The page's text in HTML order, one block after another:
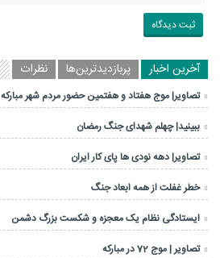
آخرین اخبار پربازدیدترین‌ها نظرات
تصاویر| موج هفتاد و هفتمین حضور مردم شهر مبارکه
ببینید| چهلم شهدای جنگ رمضان
تصاویر| دهه نودی ها پای کار ایران
خطر غفلت از همه ابعاد جنگ
ایستادگی نظام یک معجزه و شکست بزرگ دشمن
تصاویر | موج 72 در مبارکه